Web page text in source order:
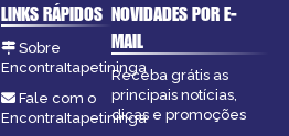
LINKS RÁPIDOS
Sobre
EncontraItapetininga
Fale com o
EncontraItapetininga
NOVIDADES POR E-
MAIL
Receba grátis as
principais notícias,
dicas e promoções